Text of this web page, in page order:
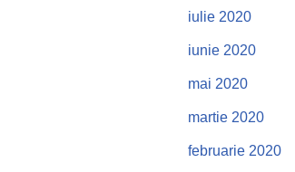
iulie 2020
iunie 2020
mai 2020
martie 2020
februarie 2020